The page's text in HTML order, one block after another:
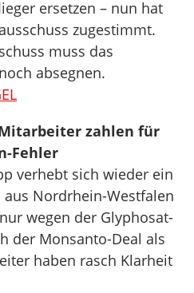
ersetzen – nun hat
zugestimmt.
muss das
absegnen.
zahlen für
Fehler
verhebt sich wieder ein
Nordrhein-Westfalen
wegen der Glyphosat-
der Monsanto-Deal als
haben rasch Klarheit